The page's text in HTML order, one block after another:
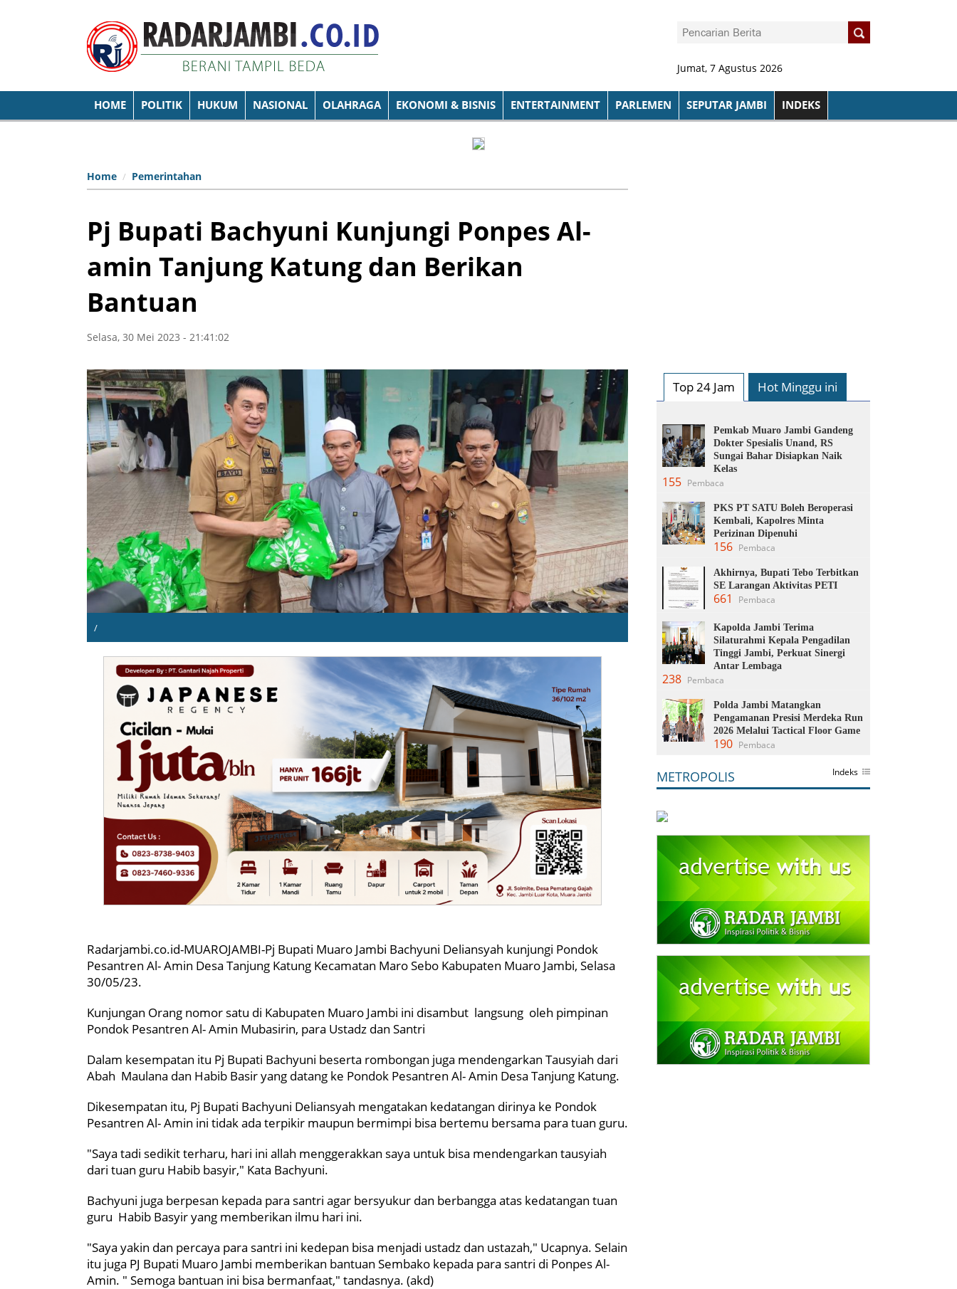
Jumat, 7 Agustus 2026
HOME POLITIK HUKUM NASIONAL OLAHRAGA EKONOMI & BISNIS ENTERTAINMENT PARLEMEN SEPUTAR JAMBI INDEKS
Home Pemerintahan
Pj Bupati Bachyuni Kunjungi Ponpes Al-
amin Tanjung Katung dan Berikan
Bantuan
Selasa, 30 Mei 2023 - 21:41:02
/
Radarjambi.co.id-MUAROJAMBI-Pj Bupati Muaro Jambi Bachyuni Deliansyah kunjungi Pondok
Pesantren Al- Amin Desa Tanjung Katung Kecamatan Maro Sebo Kabupaten Muaro Jambi, Selasa
30/05/23.
Kunjungan Orang nomor satu di Kabupaten Muaro Jambi ini disambut langsung oleh pimpinan
Pondok Pesantren Al- Amin Mubasirin, para Ustadz dan Santri
Dalam kesempatan itu Pj Bupati Bachyuni beserta rombongan juga mendengarkan Tausyiah dari
Abah Maulana dan Habib Basir yang datang ke Pondok Pesantren Al- Amin Desa Tanjung Katung.
Dikesempatan itu, Pj Bupati Bachyuni Deliansyah mengatakan kedatangan dirinya ke Pondok
Pesantren Al- Amin ini tidak ada terpikir maupun bermimpi bisa bertemu bersama para tuan guru.
"Saya tadi sedikit terharu, hari ini allah menggerakkan saya untuk bisa mendengarkan tausyiah
dari tuan guru Habib basyir," Kata Bachyuni.
Bachyuni juga berpesan kepada para santri agar bersyukur dan berbangga atas kedatangan tuan
guru Habib Basyir yang memberikan ilmu hari ini.
"Saya yakin dan percaya para santri ini kedepan bisa menjadi ustadz dan ustazah," Ucapnya. Selain
itu juga PJ Bupati Muaro Jambi memberikan bantuan Sembako kepada para santri di Ponpes Al-
Amin. " Semoga bantuan ini bisa bermanfaat," tandasnya. (akd)
Top 24 Jam Hot Minggu ini
Pemkab Muaro Jambi Gandeng
Dokter Spesialis Unand, RS
Sungai Bahar Disiapkan Naik
Kelas
155 Pembaca
PKS PT SATU Boleh Beroperasi
Kembali, Kapolres Minta
Perizinan Dipenuhi
156 Pembaca
Akhirnya, Bupati Tebo Terbitkan
SE Larangan Aktivitas PETI
661 Pembaca
Kapolda Jambi Terima
Silaturahmi Kepala Pengadilan
Tinggi Jambi, Perkuat Sinergi
Antar Lembaga
238 Pembaca
Polda Jambi Matangkan
Pengamanan Presisi Merdeka Run
2026 Melalui Tactical Floor Game
190 Pembaca
METROPOLIS Indeks